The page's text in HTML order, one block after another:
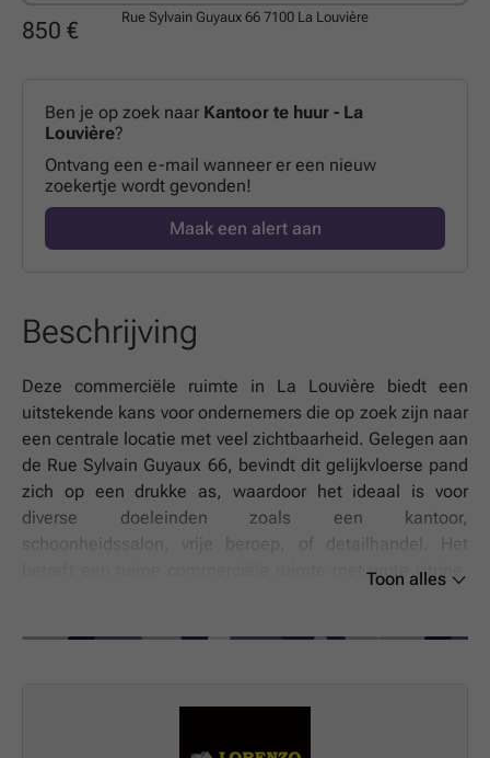
850 €
Rue Sylvain Guyaux 66 7100 La Louvière
Ben je op zoek naar Kantoor te huur - La
Louvière?
Ontvang een e-mail wanneer er een nieuw
zoekertje wordt gevonden!
Maak een alert aan
Beschrijving
Deze commerciële ruimte in La Louvière biedt een
uitstekende kans voor ondernemers die op zoek zijn naar
een centrale locatie met veel zichtbaarheid. Gelegen aan
de Rue Sylvain Guyaux 66, bevindt dit gelijkvloerse pand
zich op een drukke as, waardoor het ideaal is voor
diverse doeleinden zoals een kantoor,
schoonheidssalon, vrije beroep, of detailhandel. Het
betreft een ruime commerciële ruimte met grote vitrine,
Toon alles